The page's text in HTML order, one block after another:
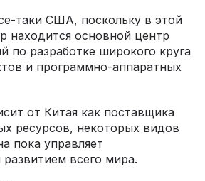
таки США, поскольку в этой
находится основной центр
по разработке широкого круга
и программно-аппаратных
от Китая как поставщика
ресурсов, некоторых видов
пока управляет
развитием всего мира.